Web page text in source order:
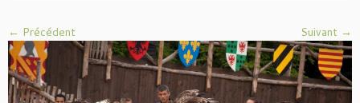
← Précédent Suivant →